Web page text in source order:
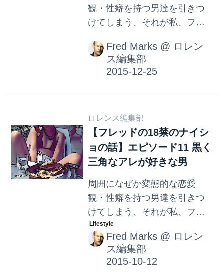
観・性癖を持つ男達を引きつ
けてしまう、それが私、フレ
イショの話をお届けします。
Fred Marks @ ロレン
ス編集部
ロレンス編集部
【フレッドの18禁のナイシ
ョの話】エピソード11 黒く
三角なアレが好きな男
周囲になぜか変態的な恋愛
観・性癖を持つ男達を引きつ
けてしまう、それが私、フレ
ッドです。 私、フレッドのナ
イショの話をお届けします。
Fred Marks @ ロレン
ス編集部